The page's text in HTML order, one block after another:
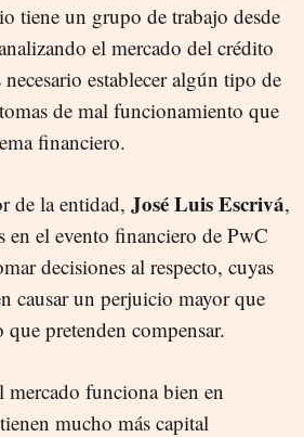
tiene un grupo de trabajo desde
el mercado del crédito
establecer algún tipo de
de mal funcionamiento que
financiero.
de la entidad, José Luis Escrivá,
en el evento financiero de PwC
decisiones al respecto, cuyas
causar un perjuicio mayor que
pretenden compensar.
mercado funciona bien en
mucho más capital